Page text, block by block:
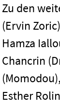
Zu den
(Ervin
Hamza
Chancrin
Esther